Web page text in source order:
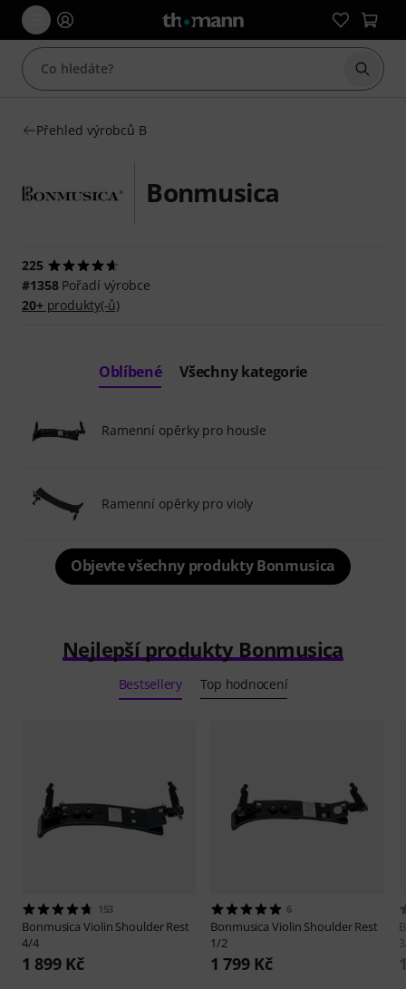
Začít
Přehled výrobců B
Bonmusica
225
#1358Pořadí výrobce
20+produkty(-ů)
Oblíbené Všechny kategorie
Ramenní opěrky pro housle
Ramenní opěrky pro violy
Objevte všechny produkty Bonmusica
Nejlepší produkty Bonmusica
Bestsellery Top hodnocení
153
BonmusicaViolin Shoulder Rest
4/4
1 899 Kč
6
BonmusicaViolin Shoulder Rest
1/2
1 799 Kč